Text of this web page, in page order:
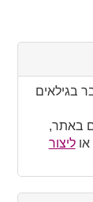
בגילאים
באתר,
אוליצור